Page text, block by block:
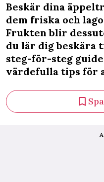
Beskär dina
dem friska och
Frukten blir
du lär dig beskära
steg-för-steg
värdefulla tips för